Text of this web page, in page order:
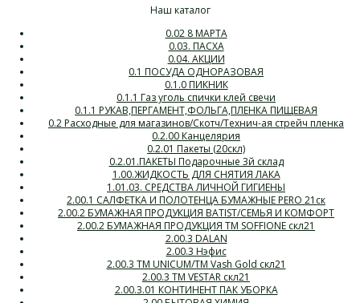
Наш каталог
0.02 8 МАРТА
0.03. ПАСХА
0.04. АКЦИИ
0.1 ПОСУДА ОДНОРАЗОВАЯ
0.1.0 ПИКНИК
0.1.1 Газ уголь спички клей свечи
0.1.1 РУКАВ,ПЕРГАМЕНТ,ФОЛЬГА,ПЛЕНКА ПИЩЕВАЯ
0.2 Расходные для магазинов/Скотч/Технич-ая стрейч пленка
0.2.00 Канцелярия
0.2.01 Пакеты (20скл)
0.2.01.ПАКЕТЫ Подарочные 3й склад
1.00.ЖИДКОСТЬ ДЛЯ СНЯТИЯ ЛАКА
1.01.03. СРЕДСТВА ЛИЧНОЙ ГИГИЕНЫ
2.00.1 САЛФЕТКА И ПОЛОТЕНЦА БУМАЖНЫЕ PERO 21ск
2.00.2 БУМАЖНАЯ ПРОДУКЦИЯ BATIST/СЕМЬЯ И КОМФОРТ
2.00.2 БУМАЖНАЯ ПРОДУКЦИЯ ТМ SOFFIONE скл21
2.00.3 DALAN
2.00.3 Нэфис
2.00.3 ТМ UNICUM/ТМ Vash Gold скл21
2.00.3 ТМ VESTAR скл21
2.00.3.01 КОНТИНЕНТ ПАК УБОРКА